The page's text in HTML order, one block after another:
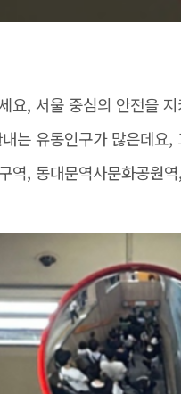
요, 서울 중심의 안전을
는 유동인구가 많은데요
역, 동대문역사문화공원